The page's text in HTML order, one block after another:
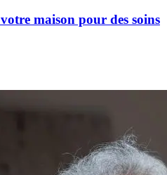
maison pour des soins